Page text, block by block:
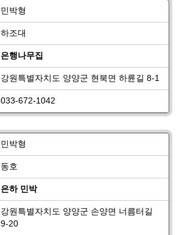
민박형
하조대
은행나무집
강원특별자치도 양양군 현북면 하륜길 8-1
033-672-1042
민박형
동호
은하 민박
강원특별자치도 양양군 손양면 너름터길
9-20